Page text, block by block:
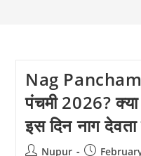
Nag
पंचमी 2026?
इस दिन नाग
PostNupur
Post